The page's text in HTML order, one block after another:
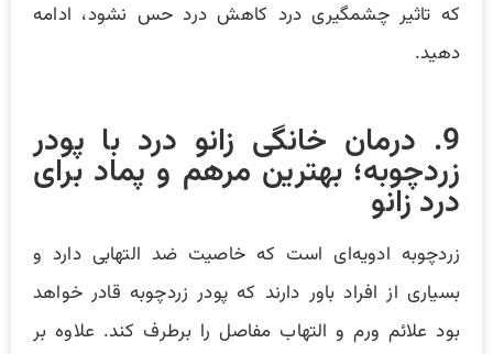
که تاثیر چشمگیری درد کاهش درد حس نشود، ادامه
دهید.
9. درمان خانگی زانو درد با پودر
زردچوبه؛ بهترین مرهم و پماد برای
درد زانو
زردچوبه ادویه‌ای است که خاصیت ضد التهابی دارد و
بسیاری از افراد باور دارند که پودر زردچوبه قادر خواهد
بود علائم ورم و التهاب مفاصل را برطرف کند. علاوه بر